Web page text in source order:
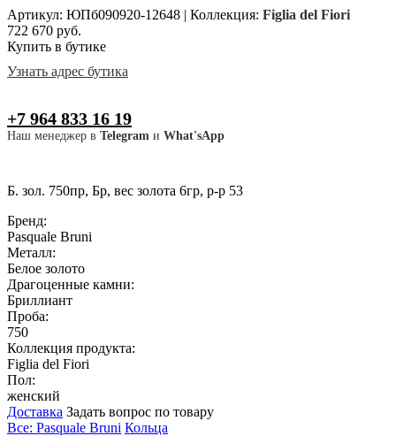
Артикул: ЮПб090920-12648 | Коллекция: Figlia del Fiori
722 670 руб.
Купить в бутике
Узнать адрес бутика
+7 964 833 16 19
Наш менеджер в Telegram и What'sApp
Б. зол. 750пр, Бр, вес золота 6гр, р-р 53
Бренд:
Pasquale Bruni
Металл:
Белое золото
Драгоценные камни:
Бриллиант
Проба:
750
Коллекция продукта:
Figlia del Fiori
Пол:
женский
Доставка Задать вопрос по товару
Все: Pasquale Bruni Кольца